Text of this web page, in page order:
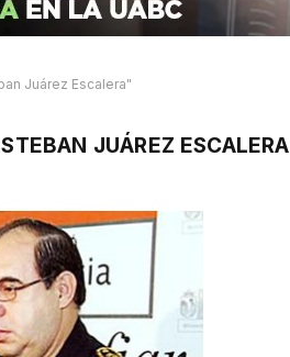
Juárez Escalera"
JUÁREZ ESCALERA